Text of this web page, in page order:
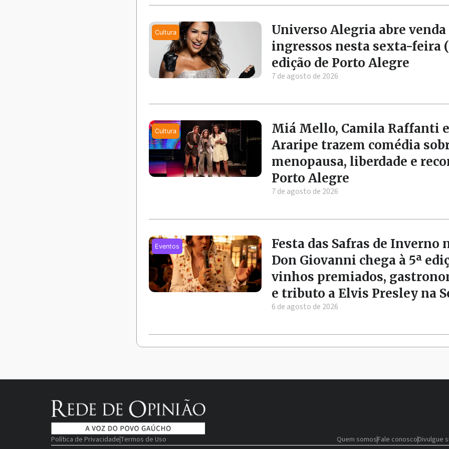
Universo Alegria abre venda
ingressos nesta sexta-feira
edição de Porto Alegre
7 de agosto de 2026
Miá Mello, Camila Raffanti
Araripe trazem comédia
menopausa, liberdade e
Porto Alegre
7 de agosto de 2026
Festa das Safras de Inverno
Don Giovanni chega à 5ª
vinhos premiados,
e tributo a Elvis Presley na
6 de agosto de 2026
Política de PrivacidadeTermos de Uso Quem somosFale conoscoDivulgue